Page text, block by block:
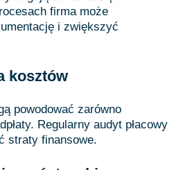
firma może
i zwiększyć
kosztów
powodować zarówno
Regularny audyt płacowy
straty finansowe.